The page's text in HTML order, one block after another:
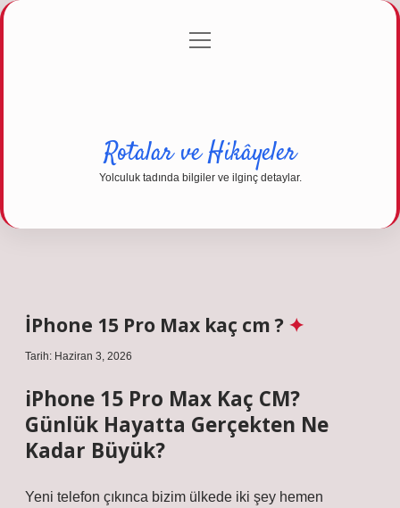
Gizlilik Politikası
menüyü
Rotalar ve Hikâyeler
Yolculuk tadında bilgiler ve ilginç detaylar.
İPhone 15 Pro Max kaç cm ?
Tarih: Haziran 3, 2026
iPhone 15 Pro Max Kaç CM?
Günlük Hayatta Gerçekten Ne
Kadar Büyük?
Yeni telefon çıkınca bizim ülkede iki şey hemen